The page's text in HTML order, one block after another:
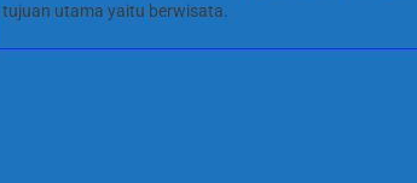
tujuan utama yaitu berwisata.